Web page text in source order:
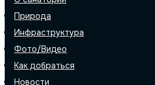
Природа
Инфраструктура
Фото/Видео
Как добраться
Новости